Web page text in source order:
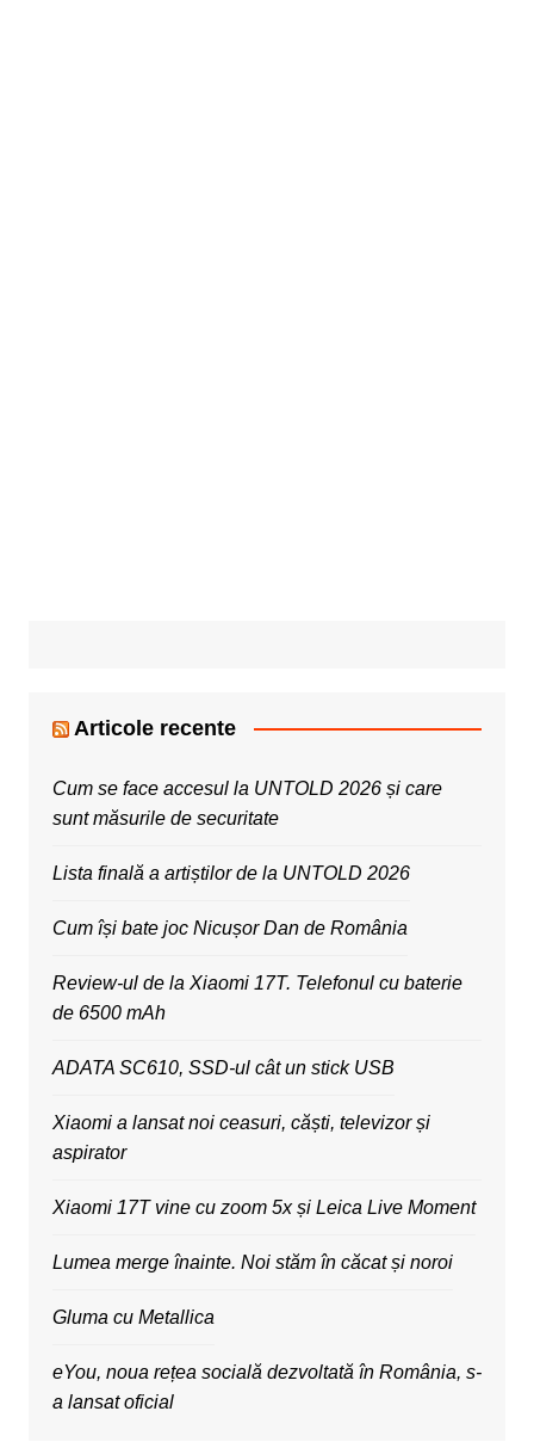
Articole recente
Cum se face accesul la UNTOLD 2026 și care
sunt măsurile de securitate
Lista finală a artiștilor de la UNTOLD 2026
Cum își bate joc Nicușor Dan de România
Review-ul de la Xiaomi 17T. Telefonul cu baterie
de 6500 mAh
ADATA SC610, SSD-ul cât un stick USB
Xiaomi a lansat noi ceasuri, căști, televizor și
aspirator
Xiaomi 17T vine cu zoom 5x și Leica Live Moment
Lumea merge înainte. Noi stăm în căcat și noroi
Gluma cu Metallica
eYou, noua rețea socială dezvoltată în România, s-
a lansat oficial